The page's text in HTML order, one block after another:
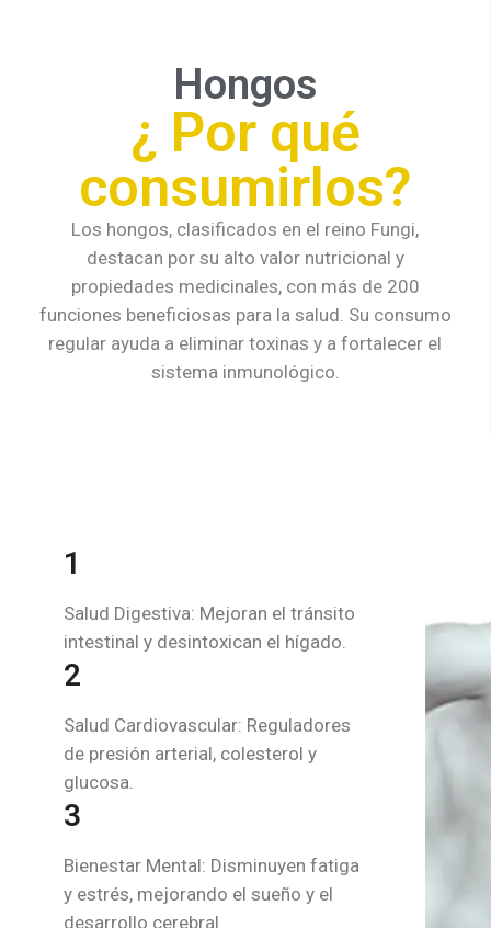
consumirlos?
Los hongos, clasificados en el reino Fungi,
destacan por su alto valor nutricional y
propiedades medicinales, con más de 200
funciones beneficiosas para la salud. Su consumo
regular ayuda a eliminar toxinas y a fortalecer el
sistema inmunológico.
intestinal y desintoxican el hígado.
2
Salud Cardiovascular: Reguladores
de presión arterial, colesterol y
glucosa.
3
Bienestar Mental: Disminuyen fatiga
y estrés, mejorando el sueño y el
desarrollo cerebral.
4
Sistema Inmunológico: Efectos